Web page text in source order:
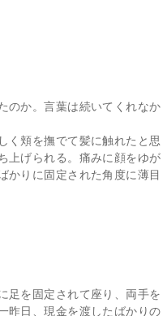
のか。言葉は続いてくれなか
く頬を撫でて髪に触れたと思
上げられる。痛みに顔をゆが
かりに固定された角度に薄目
足を固定されて座り、両手を
昨日、現金を渡したばかりの